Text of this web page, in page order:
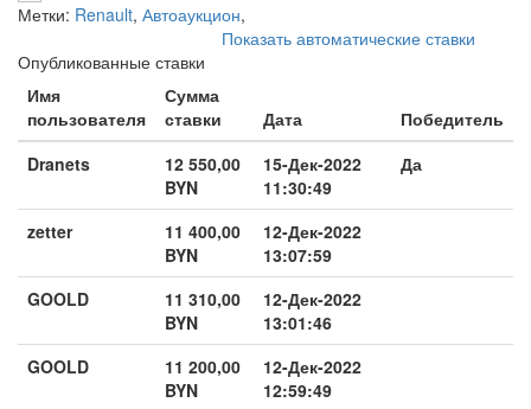
Метки: Renault, Автоаукцион,
Показать автоматические ставки
Опубликованные ставки
Имя
пользователя
Сумма
ставки
Дата
Победитель
Dranets
12 550,00
BYN
15-Дек-2022
11:30:49
Да
zetter
11 400,00
BYN
12-Дек-2022
13:07:59
GOOLD
11 310,00
BYN
12-Дек-2022
13:01:46
GOOLD
11 200,00
BYN
12-Дек-2022
12:59:49